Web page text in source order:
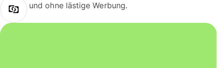
und ohne lästige Werbung.